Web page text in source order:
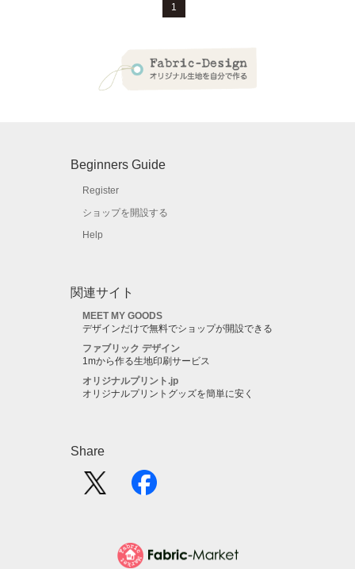
1
Beginners Guide
Register
ショップを開設する
Help
関連サイト
MEET MY GOODS
デザインだけで無料でショップが開設できる
ファブリック デザイン
1mから作る生地印刷サービス
オリジナルプリント.jp
オリジナルプリントグッズを簡単に安く
Share